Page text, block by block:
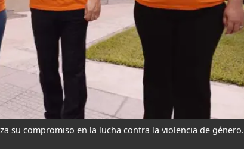
su compromiso en la lucha contra la violencia de género.